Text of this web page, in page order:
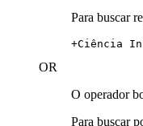
Para buscar
+Ciência
OR
O operador
Para buscar